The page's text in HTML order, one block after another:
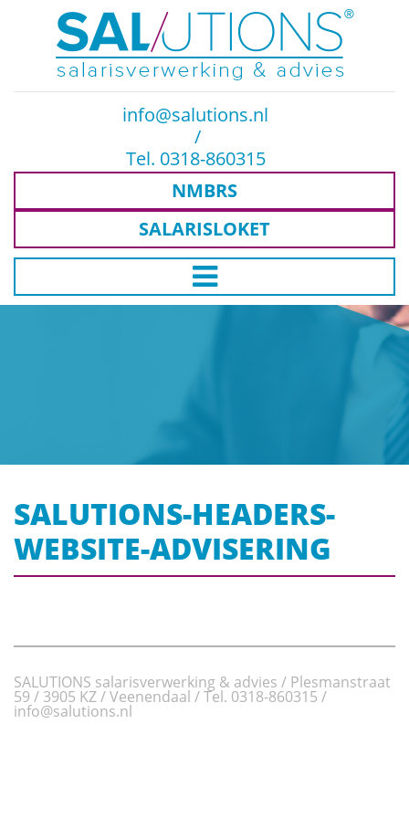
info@salutions.nl
/
Tel. 0318-860315
NMBRS
SALARISLOKET
SALUTIONS-HEADERS-
WEBSITE-ADVISERING
SALUTIONS salarisverwerking & advies / Plesmanstraat
59 / 3905 KZ / Veenendaal / Tel. 0318-860315 /
info@salutions.nl